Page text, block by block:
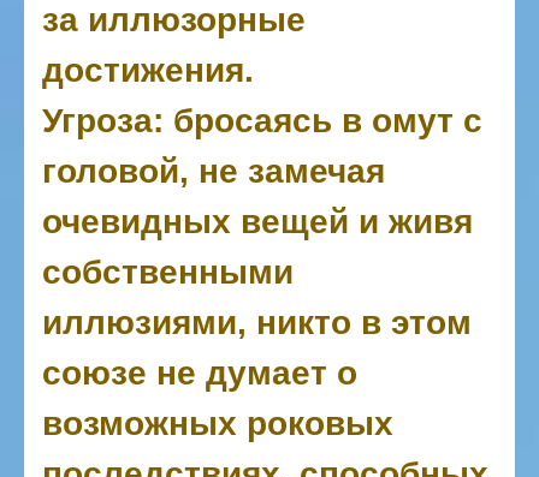
за иллюзорные
достижения.
Угроза: бросаясь в омут с
головой, не замечая
очевидных вещей и живя
собственными
иллюзиями, никто в этом
союзе не думает о
возможных роковых